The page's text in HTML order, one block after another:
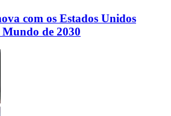
com os Estados Unidos
de 2030